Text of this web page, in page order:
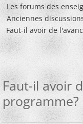
Les forums des
Anciennes
Faut-il avoir de
Faut-il avoir
programme?